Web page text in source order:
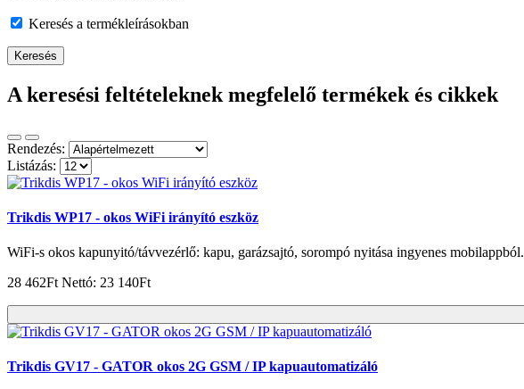
Keresés a termékleírásokban
A keresési feltételeknek megfelelő termékek és cikkek
Rendezés:
Listázás:
Trikdis WP17 - okos WiFi irányító eszköz
WiFi-s okos kapunyitó/távvezérlő: kapu, garázsajtó, sorompó nyitása ingyenes mobilappból.
28 462Ft Nettó: 23 140Ft
Trikdis GV17 - GATOR okos 2G GSM / IP kapuautomatizáló